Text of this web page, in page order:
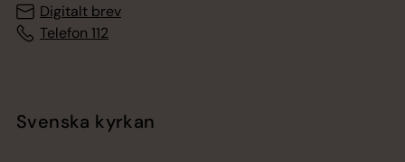
Digitalt brev
Telefon 112
Svenska kyrkan